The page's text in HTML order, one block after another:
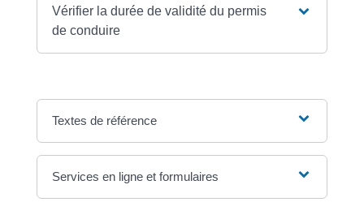
Vérifier la durée de validité du permis
de conduire
Textes de référence
Services en ligne et formulaires